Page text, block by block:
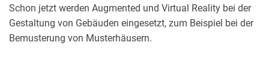
Schon jetzt werden Augmented und Virtual Reality bei der
Gestaltung von Gebäuden eingesetzt, zum Beispiel bei der
Bemusterung von Musterhäusern.